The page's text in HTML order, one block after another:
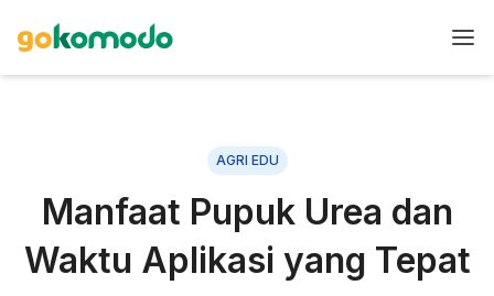
AGRI EDU
Manfaat Pupuk Urea dan
Waktu Aplikasi yang Tepat